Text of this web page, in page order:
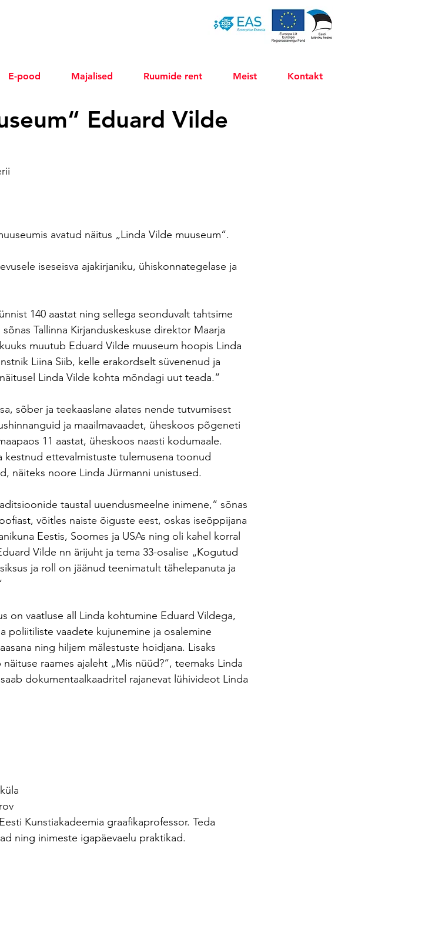
E-pood Majalised Ruumide rent Meist Kontakt
Eduard Vilde
avatud näitus „Linda Vilde muuseum“.
iseseisva ajakirjaniku, ühiskonnategelase ja
140 aastat ning sellega seonduvalt tahtsime
Tallinna Kirjanduskeskuse direktor Maarja
muutub Eduard Vilde muuseum hoopis Linda
Liina Siib, kelle erakordselt süvenenud ja
Linda Vilde kohta mõndagi uut teada.“
sõber ja teekaaslane alates nende tutvumisest
ja maailmavaadet, üheskoos põgeneti
11 aastat, üheskoos naasti kodumaale.
kestnud ettevalmistuste tulemusena toonud
näiteks noore Linda Jürmanni unistused.
taustal uuendusmeelne inimene,“ sõnas
võitles naiste õiguste eest, oskas iseõppijana
Eestis, Soomes ja USAs ning oli kahel korral
Vilde nn ärijuht ja tema 33-osalise „Kogutud
ja roll on jäänud teenimatult tähelepanuta ja
on vaatluse all Linda kohtumine Eduard Vildega,
poliitiliste vaadete kujunemine ja osalemine
ning hiljem mälestuste hoidjana. Lisaks
raames ajaleht „Mis nüüd?“, teemaks Linda
dokumentaalkaadritel rajanevat lühivideot Linda
Kunstiakadeemia graafikaprofessor. Teda
ning inimeste igapäevaelu praktikad.